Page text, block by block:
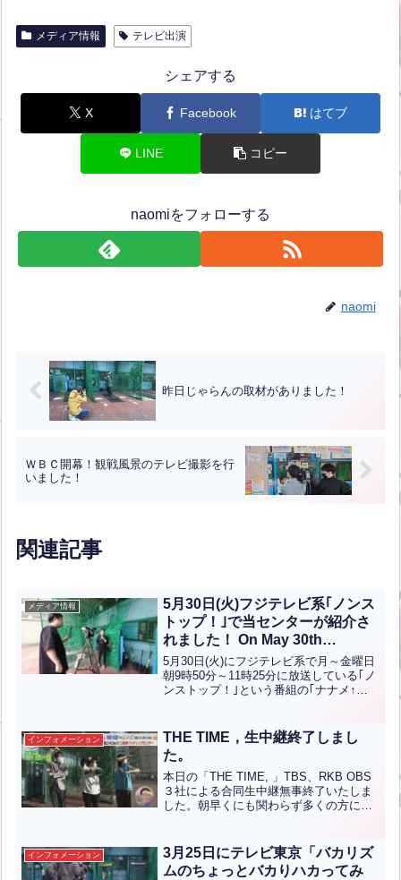
メディア情報 テレビ出演
シェアする
X Facebook はてブ
LINE コピー
naomiをフォローする
naomi
昨日じゃらんの取材がありました！
ＷＢＣ開幕！観戦風景のテレビ撮影を行
いました！
関連記事
メディア情報
5月30日(火)フジテレビ系｢ノンス
トップ！｣で当センターが紹介さ
れました！ On May 30th
(Tuesday), the Mihagino Batting
Center was featured on
“Nonstop!” on Fuji TV!
5月30日(火)にフジテレビ系で月～金曜日
朝9時50分～11時25分に放送している｢ノ
ンストップ！｣という番組の｢ナナメ↑調
ンターが紹介されました！世界最速マシ
ンの生...全文はクリック
インフォメーション
THE TIME，生中継終了しまし
た。
本日の「THE TIME, 」TBS、RKB OBS
３社による合同生中継無事終了いたしま
した。朝早くにも関わらず多くの方にご
校女子野球部村上優花選手、健さんこと
中村勝...全文はクリック
インフォメーション
3月25日にテレビ東京「バカリズ
ムのちょっとバカりハカってみ